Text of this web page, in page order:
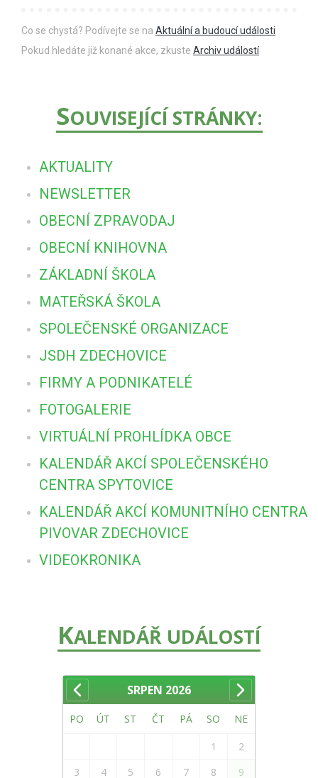
Co se chystá? Podívejte se na Aktuální a budoucí události
Pokud hledáte již konané akce, zkuste Archiv událostí
SOUVISEJÍCÍ STRÁNKY:
AKTUALITY
NEWSLETTER
OBECNÍ ZPRAVODAJ
OBECNÍ KNIHOVNA
ZÁKLADNÍ ŠKOLA
MATEŘSKÁ ŠKOLA
SPOLEČENSKÉ ORGANIZACE
JSDH ZDECHOVICE
FIRMY A PODNIKATELÉ
FOTOGALERIE
VIRTUÁLNÍ PROHLÍDKA OBCE
KALENDÁŘ AKCÍ SPOLEČENSKÉHO
CENTRA SPYTOVICE
KALENDÁŘ AKCÍ KOMUNITNÍHO CENTRA
PIVOVAR ZDECHOVICE
VIDEOKRONIKA
KALENDÁŘ UDÁLOSTÍ
SRPEN 2026
PO ÚT ST ČT PÁ SO NE
1
2
3
4 5 6 7 8 9